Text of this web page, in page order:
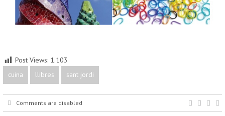
Post Views: 1.103
cuina
llibres sant jordi
Comments are disabled